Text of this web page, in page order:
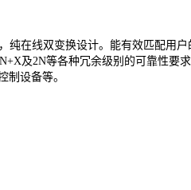
纯在线双变换设计。能有效匹配
及2N等各种冗余级别的可靠性
制设备等。